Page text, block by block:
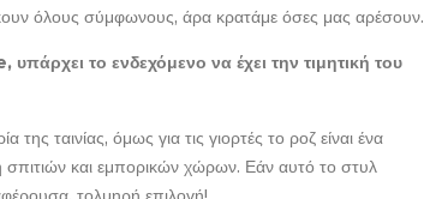
όλους σύμφωνους, άρα κρατάμε όσες μας αρέσουν.
το ενδεχόμενο να έχει την τιμητική του
ταινίας, όμως για τις γιορτές το ροζ είναι ένα
σπιτιών και εμπορικών χώρων. Εάν αυτό το στυλ